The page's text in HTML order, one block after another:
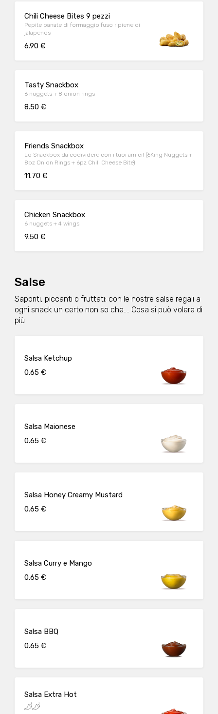
Chili Cheese Bites 9 pezzi
Pepite panate di formaggio fuso ripiene di
jalapenos
6.90 €
Tasty Snackbox
6 nuggets + 8 onion rings
8.50 €
Friends Snackbox
Lo Snackbox da codividere con i tuoi amici! (6King Nuggets +
8pz Onion Rings + 6pz Chili Cheese Bite)
11.70 €
Chicken Snackbox
6 nuggets + 4 wings
9.50 €
Salse
Saporiti, piccanti o fruttati: con le nostre salse regali a
ogni snack un certo non so che.... Cosa si può volere di
più
Salsa Ketchup
0.65 €
Salsa Maionese
0.65 €
Salsa Honey Creamy Mustard
0.65 €
Salsa Curry e Mango
0.65 €
Salsa BBQ
0.65 €
Salsa Extra Hot